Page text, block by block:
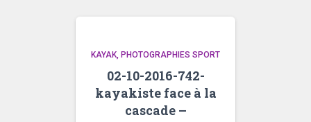
KAYAK PHOTOGRAPHIES SPORT
02-10-2016-742-
kayakiste face à la
cascade –